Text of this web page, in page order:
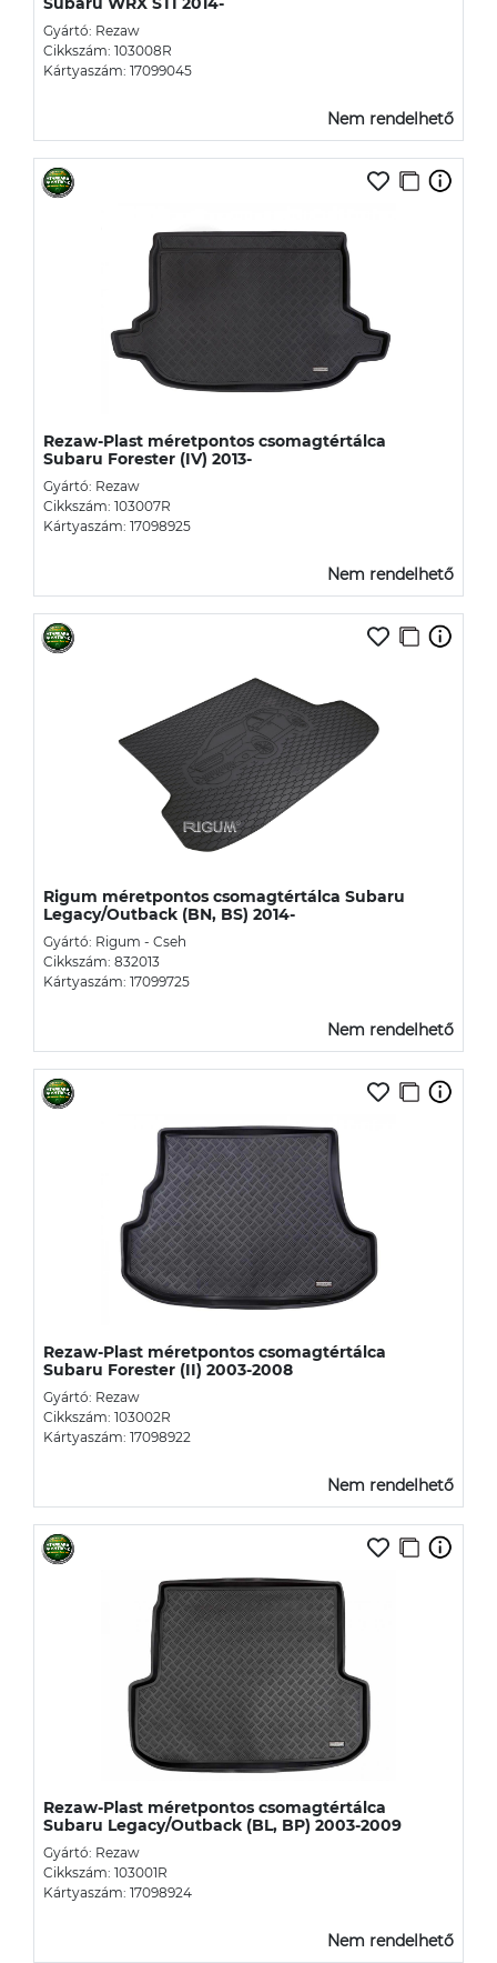
Gyártó: Rezaw
Cikkszám: 103008R
Kártyaszám: 17099045
Nem rendelhető
Rezaw-Plast méretpontos csomagtértálca
Subaru Forester (IV) 2013-
Gyártó: Rezaw
Cikkszám: 103007R
Kártyaszám: 17098925
Nem rendelhető
Rigum méretpontos csomagtértálca Subaru
Legacy/Outback (BN, BS) 2014-
Gyártó: Rigum - Cseh
Cikkszám: 832013
Kártyaszám: 17099725
Nem rendelhető
Rezaw-Plast méretpontos csomagtértálca
Subaru Forester (II) 2003-2008
Gyártó: Rezaw
Cikkszám: 103002R
Kártyaszám: 17098922
Nem rendelhető
Rezaw-Plast méretpontos csomagtértálca
Subaru Legacy/Outback (BL, BP) 2003-2009
Gyártó: Rezaw
Cikkszám: 103001R
Kártyaszám: 17098924
Nem rendelhető